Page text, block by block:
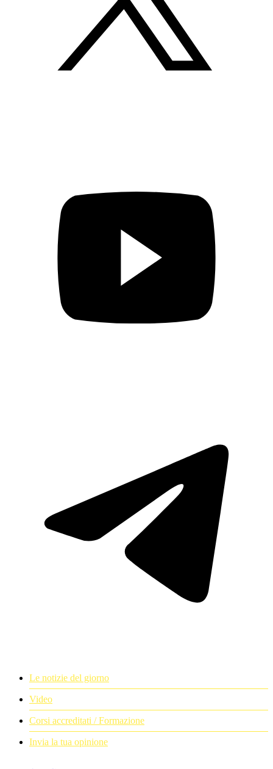
Le notizie del giorno
Video
Corsi accreditati / Formazione
Invia la tua opinione